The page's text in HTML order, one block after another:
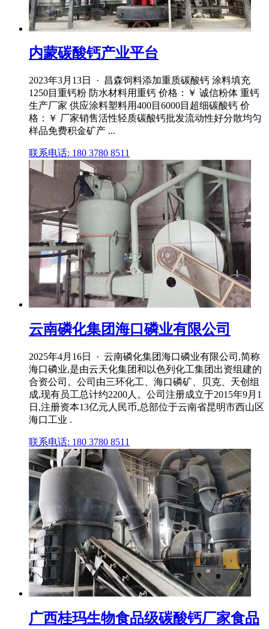
内蒙碳酸钙产业平台
2023年3月13日 · 昌森饲料添加重质碳酸钙 涂料填充
1250目重钙粉 防水材料用重钙 价格：￥ 诚信粉体 重钙
生产厂家 供应涂料塑料用400目6000目超细碳酸钙 价
格：￥ 厂家销售活性轻质碳酸钙批发流动性好分散均匀
样品免费积金矿产 ...
联系电话: 180 3780 8511
云南磷化集团海口磷业有限公司
2025年4月16日 · 云南磷化集团海口磷业有限公司,简称
海口磷业,是由云天化集团和以色列化工集团出资组建的
合资公司。公司由三环化工、海口磷矿、贝克、天创组
成,现有员工总计约2200人。公司注册成立于2015年9月1
日,注册资本13亿元人民币,总部位于云南省昆明市西山区
海口工业 .
联系电话: 180 3780 8511
广西桂玛生物食品级碳酸钙厂家食品